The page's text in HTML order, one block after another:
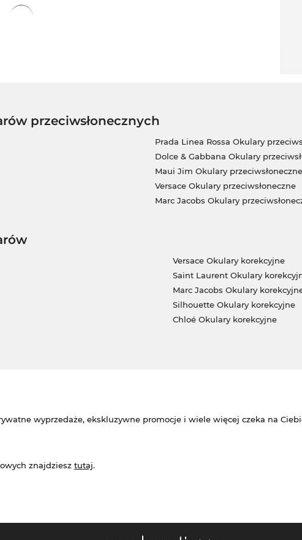
online stale oferujemy produkty w niskich
przeciwsłonecznych
Prada Linea Rossa Okulary
Dolce & Gabbana Okulary
Maui Jim Okulary przeciwsłoneczne
Versace Okulary przeciwsłoneczne
Marc Jacobs Okulary
Versace Okulary korekcyjne
Saint Laurent Okulary
Marc Jacobs Okulary
Silhouette Okulary korekcyjne
Chloé Okulary korekcyjne
wyprzedaże, ekskluzywne promocje i wiele więcej czeka na
znajdziesz tutaj.